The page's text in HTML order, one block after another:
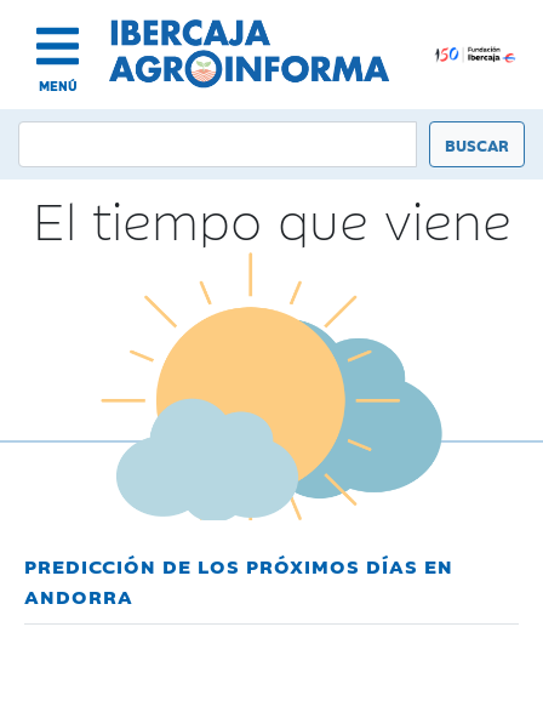
MENÚ
El tiempo que viene
PREDICCIÓN DE LOS PRÓXIMOS DÍAS EN
ANDORRA